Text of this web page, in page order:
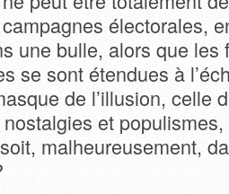
électorales,
une bulle, alors que les
se sont étendues à
de l’illusion, celle
et
malheureusement,